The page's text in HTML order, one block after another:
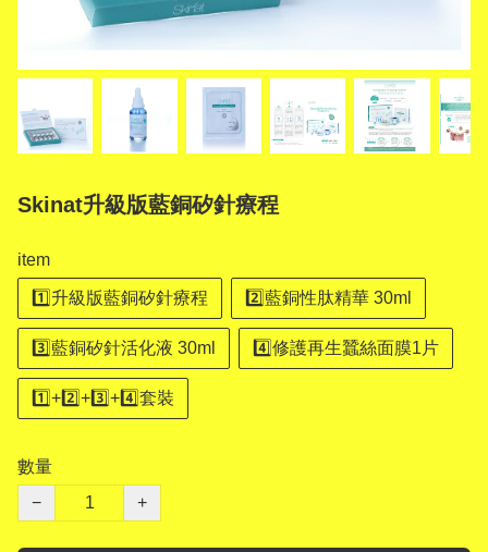
Skinat升級版藍銅矽針療程
item
1️⃣升級版藍銅矽針療程 2️⃣藍銅性肽精華 30ml
3️⃣藍銅矽針活化液 30ml 4️⃣修護再生蠶絲面膜1片
1️⃣+2️⃣+3️⃣+4️⃣套裝
數量
−
+